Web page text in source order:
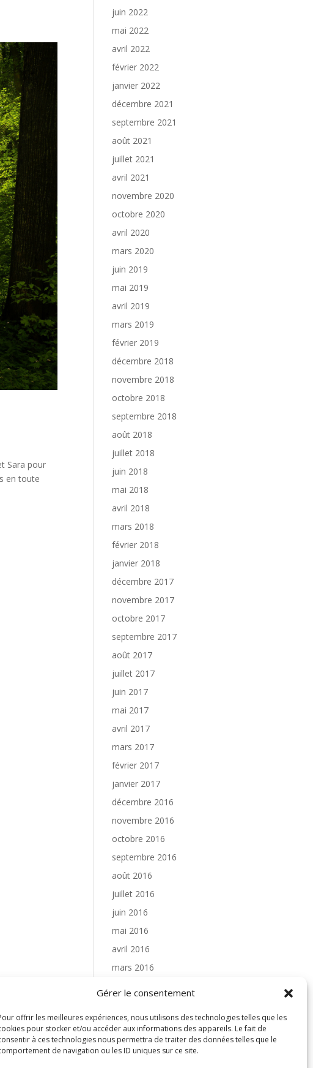
Gérer le consentement
offrir les meilleures expériences, nous utilisons des technologies telles que les
pour stocker et/ou accéder aux informations des appareils. Le fait de
à ces technologies nous permettra de traiter des données telles que le
de navigation ou les ID uniques sur ce site.
Sara pour
en toute
juin 2022
mai 2022
avril 2022
février 2022
janvier 2022
décembre 2021
septembre 2021
août 2021
juillet 2021
avril 2021
novembre 2020
octobre 2020
avril 2020
mars 2020
juin 2019
mai 2019
avril 2019
mars 2019
février 2019
décembre 2018
novembre 2018
octobre 2018
septembre 2018
août 2018
juillet 2018
juin 2018
mai 2018
avril 2018
mars 2018
février 2018
janvier 2018
décembre 2017
novembre 2017
octobre 2017
septembre 2017
août 2017
juillet 2017
juin 2017
mai 2017
avril 2017
mars 2017
février 2017
janvier 2017
décembre 2016
novembre 2016
octobre 2016
septembre 2016
août 2016
juillet 2016
juin 2016
mai 2016
avril 2016
mars 2016
octobre 2015
septembre 2015
août 2015